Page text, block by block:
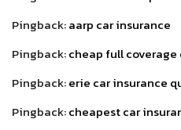
Pingback:aarp car insurance
Pingback:cheap full
Pingback:erie car insurance
Pingback:cheapest car